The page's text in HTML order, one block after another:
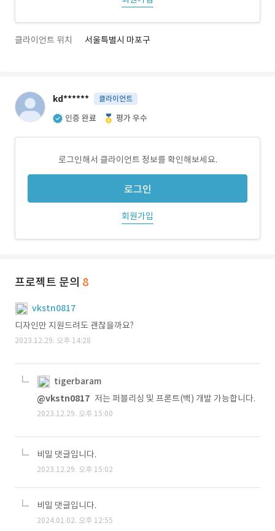
클라이언트 위치 서울특별시 마포구
kd****** 클라이언트
인증 완료 평가 우수
로그인해서 클라이언트 정보를 확인해보세요.
로그인
회원가입
프로젝트 문의 8
vkstn0817
디자인만 지원드려도 괜찮을까요?
2023.12.29. 오후 14:28
tigerbaram
@vkstn0817 저는 퍼블리싱 및 프론트(백) 개발 가능합니다.
2023.12.29. 오후 15:00
비밀 댓글입니다.
2023.12.29. 오후 15:02
비밀 댓글입니다.
2024.01.02. 오후 12:55